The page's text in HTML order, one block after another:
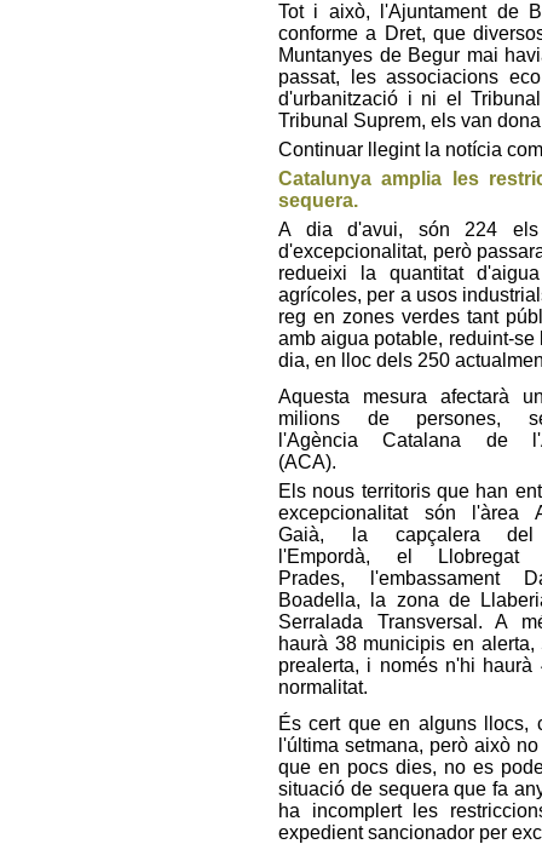
Tot i això, l'Ajuntament de
conforme a Dret, que
Muntanyes de Begur mai
passat, les associacions
d'urbanització i ni el
Tribunal Suprem, els van
Continuar llegint la notícia
Catalunya amplia les
sequera.
A dia d'avui, són 224
d'excepcionalitat, però
redueixi la quantitat
agrícoles, per a usos
reg en zones verdes tant
amb aigua potable, reduint-
dia, en lloc dels 250
Aquesta mesura afectarà
milions de persones,
l'Agència Catalana de
(ACA).
Els nous territoris que han
excepcionalitat són l'àrea
Gaià, la capçalera del
l'Empordà, el Llobregat
Prades, l'embassament
Boadella, la zona de
Serralada Transversal. A
haurà 38 municipis en alerta,
prealerta, i només n'hi haurà
normalitat.
És cert que en alguns llocs,
l'última setmana, però això
que en pocs dies, no es
situació de sequera que fa
ha incomplert les
expedient sancionador per